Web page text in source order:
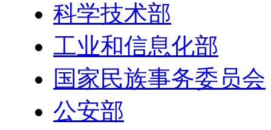
科学技术部
工业和信息化部
国家民族事务委员会
公安部